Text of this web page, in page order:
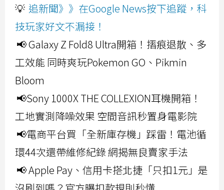
💡 追新聞》》在Google News按下追蹤，科
技玩家好文不漏接！
📢 Galaxy Z Fold8 Ultra開箱！摺痕退散、多
工效能 同時爽玩Pokemon GO、Pikmin
Bloom
📢Sony 1000X THE COLLEXION耳機開箱！
工地實測降噪效果 空間音訊秒置身電影院
📢電商平台買「全新庫存機」踩雷！電池循
環44次還帶維修紀錄 網揭無良賣家手法
📢 Apple Pay、信用卡搭北捷「只扣1元」是